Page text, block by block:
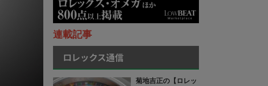
連載記事
ロレックス通信
菊地吉正の【ロレッ